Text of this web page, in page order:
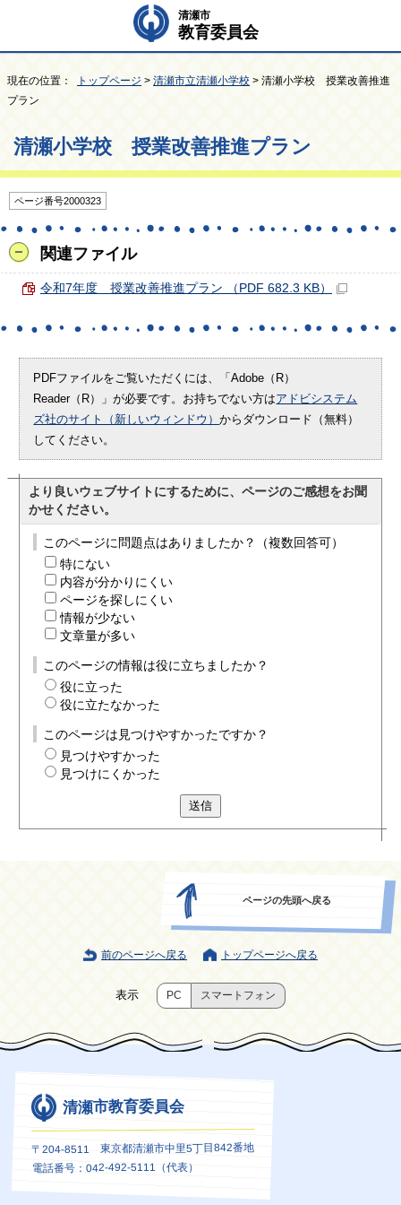
清瀬市
教育委員会
現在の位置： トップページ > 清瀬市立清瀬小学校 > 清瀬小学校 授業改善推進
プラン
清瀬小学校 授業改善推進プラン
ページ番号2000323
関連ファイル
令和7年度 授業改善推進プラン （PDF 682.3 KB）
PDFファイルをご覧いただくには、「Adobe（R）
Reader（R）」が必要です。お持ちでない方はアドビシステム
ズ社のサイト（新しいウィンドウ）からダウンロード（無料）
してください。
より良いウェブサイトにするために、ページのご感想をお聞
かせください。
このページに問題点はありましたか？（複数回答可）
特にない
内容が分かりにくい
ページを探しにくい
情報が少ない
文章量が多い
このページの情報は役に立ちましたか？
役に立った
役に立たなかった
このページは見つけやすかったですか？
見つけやすかった
見つけにくかった
送信
ページの先頭へ戻る
前のページへ戻る トップページへ戻る
表示 PC スマートフォン
清瀬市教育委員会
〒204-8511 東京都清瀬市中里5丁目842番地
電話番号：042-492-5111（代表）